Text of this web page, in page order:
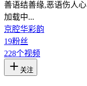
善语结善缘,恶语伤人心
加载中...
京腔华彩韵
19粉丝
228个视频
关注